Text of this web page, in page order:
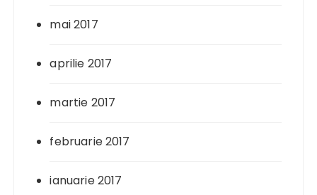
mai 2017
aprilie 2017
martie 2017
februarie 2017
ianuarie 2017